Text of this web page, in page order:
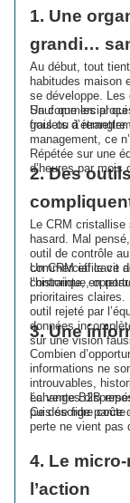
1. Une
grandi…
Au début, tout
habitudes maison
se développe. Les
Sauf que les
goulets
Un commercial
frais ou à remettre
management, ce
Répétée sur une
d’heures par mois
2. Des
Le CRM cristallise
hasard. Mal
outil de contrôle
commercial le vit
contrainte, en
Un CRM efficace
l’historique,
prioritaires
outil rejeté par
données
sur une vision
3. Une
Combien
informations ne
introuvables,
échanges
Ce désordre coûte
La vente B2B
puis se fige parce
perte ne vient pas
4. Le
l’action